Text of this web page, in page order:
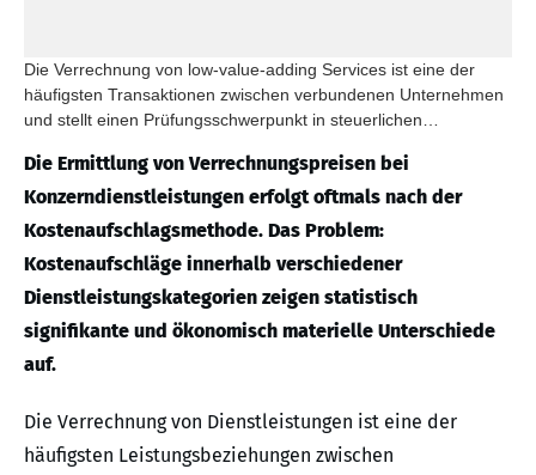
Die Verrechnung von low-value-adding Services ist eine der
häufigsten Transaktionen zwischen verbundenen Unternehmen
und stellt einen Prüfungsschwerpunkt in steuerlichen
Die Ermittlung von Verrechnungspreisen bei
Konzerndienstleistungen erfolgt oftmals nach der
Kostenaufschlagsmethode. Das Problem:
Kostenaufschläge innerhalb verschiedener
Dienstleistungskategorien zeigen statistisch
signifikante und ökonomisch materielle Unterschiede
auf.
Die Verrechnung von Dienstleistungen ist eine der
häufigsten Leistungsbeziehungen zwischen